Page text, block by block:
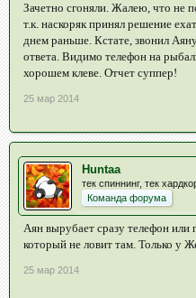
Зачетно сгоняли. Жалею, что не
т.к. наскоряк принял решение
днем раньше. Кстате, звонил
ответа. Видимо телефон на
хорошем клеве. Отчет суппер!
25 мар 2014
Huntaa
тек спиннинг, тек
Команда форума
Аян вырубает сразу телефон или
который не ловит там. Только у
25 мар 2014